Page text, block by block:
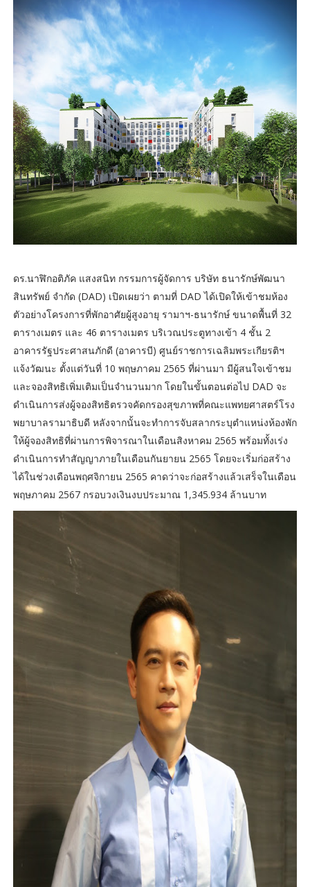
ดร.นาฬิกอติภัค แสงสนิท กรรมการผู้จัดการ บริษัท ธนารักษ์พัฒนา
สินทรัพย์ จำกัด (DAD) เปิดเผยว่า ตามที่ DAD ได้เปิดให้เข้าชมห้อง
ตัวอย่างโครงการที่พักอาศัยผู้สูงอายุ รามาฯ-ธนารักษ์ ขนาดพื้นที่ 32
ตารางเมตร และ 46 ตารางเมตร บริเวณประตูทางเข้า 4 ชั้น 2
อาคารรัฐประศาสนภักดี (อาคารบี) ศูนย์ราชการเฉลิมพระเกียรติฯ
แจ้งวัฒนะ ตั้งแต่วันที่ 10 พฤษภาคม 2565 ที่ผ่านมา มีผู้สนใจเข้าชม
และจองสิทธิเพิ่มเติมเป็นจำนวนมาก โดยในขั้นตอนต่อไป DAD จะ
ดำเนินการส่งผู้จองสิทธิตรวจคัดกรองสุขภาพที่คณะแพทยศาสตร์โรง
พยาบาลรามาธิบดี หลังจากนั้นจะทำการจับสลากระบุตำแหน่งห้องพัก
ให้ผู้จองสิทธิที่ผ่านการพิจารณาในเดือนสิงหาคม 2565 พร้อมทั้งเร่ง
ดำเนินการทำสัญญาภายในเดือนกันยายน 2565 โดยจะเริ่มก่อสร้าง
ได้ในช่วงเดือนพฤศจิกายน 2565 คาดว่าจะก่อสร้างแล้วเสร็จในเดือน
พฤษภาคม 2567 กรอบวงเงินงบประมาณ 1,345.934 ล้านบาท